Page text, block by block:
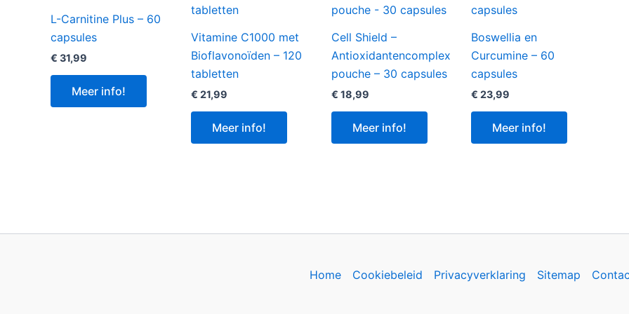
L-Carnitine Plus – 60
capsules
€ 31,99
Meer info!
Vitamine C1000 met
Bioflavonoïden – 120
tabletten
€ 21,99
Meer info!
Cell Shield –
Antioxidantencomplex
pouche – 30 capsules
€ 18,99
Meer info!
Boswellia en
Curcumine – 60
capsules
€ 23,99
Meer info!
Home Cookiebeleid Privacyverklaring Sitemap